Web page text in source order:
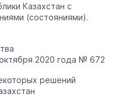
Казахстан с
(состояниями).
2020 года № 672
решений